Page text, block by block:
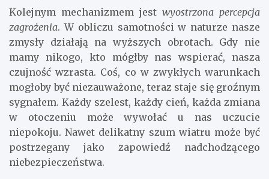
Kolejnym mechanizmem jest wyostrzona percepcja
zagrożenia. W obliczu samotności w naturze nasze
zmysły działają na wyższych obrotach. Gdy nie
mamy nikogo, kto mógłby nas wspierać, nasza
czujność wzrasta. Coś, co w zwykłych warunkach
mogłoby być niezauważone, teraz staje się groźnym
sygnałem. Każdy szelest, każdy cień, każda zmiana
w otoczeniu może wywołać u nas uczucie
niepokoju. Nawet delikatny szum wiatru może być
postrzegany jako zapowiedź nadchodzącego
niebezpieczeństwa.